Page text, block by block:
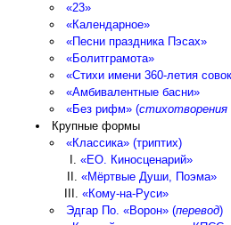
«23»
«Календарное»
«Песни праздника Пэсах»
«Болитграмота»
«Стихи имени 360-летия
«Амбивалентные басни»
«Без рифм» (стихотворения
Крупные формы
«Классика» (триптих)
«ЕО. Киносценарий»
«Мёртвые Души, Поэма»
«Кому-на-Руси»
Эдгар По. «Ворон» (перевод)